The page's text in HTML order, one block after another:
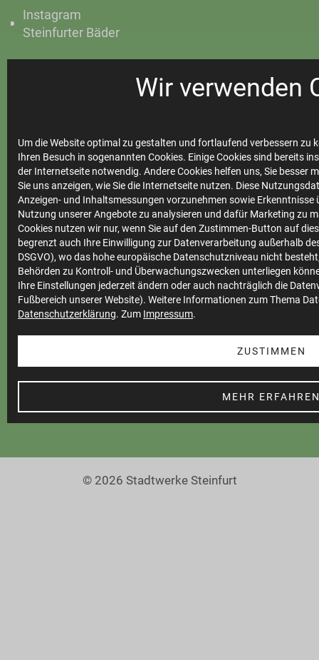
Wir verwenden
Um die Website optimal zu gestalten und fortlaufend verbessern
Ihren Besuch in sogenannten Cookies. Einige Cookies sind bereits
der Internetseite notwendig. Andere Cookies helfen uns, Sie besser
Sie uns anzeigen, wie Sie die Internetseite nutzen. Diese
Anzeigen- und Inhaltsmessungen vorzunehmen sowie Erkenntnisse
Nutzung unserer Angebote zu analysieren und dafür Marketing zu
Cookies nutzen wir nur, wenn Sie auf den Zustimmen-Button auf
begrenzt auch Ihre Einwilligung zur Datenverarbeitung außerhalb
DSGVO), wo das hohe europäische Datenschutzniveau nicht
Behörden zu Kontroll- und Überwachungszwecken unterliegen
Ihre Einstellungen jederzeit ändern oder auch nachträglich die
Fußbereich unserer Website). Weitere Informationen zum Thema
Datenschutzerklärung. Zum Impressum.
ZUSTIMMEN
MEHR
Instagram
Steinfurter Bäder
Stadtwerke
Marktkommunikation
Vertrieb
Impressum
Datenschutz
Teilnahmebedingungen
Cookie Einstellungen
© 2026 Stadtwerke Steinfurt